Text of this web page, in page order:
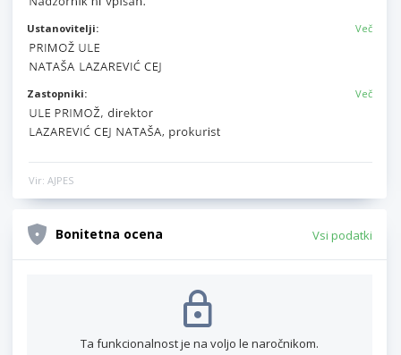
Ustanovitelji: Več
Zastopniki: Več
Vir: AJPES
Bonitetna ocena Vsi podatki
Ta funkcionalnost je na voljo le naročnikom.